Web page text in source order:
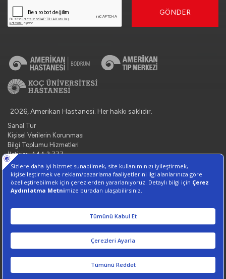
GÖNDER
2026, Amerikan Hastanesi. Her hakkı saklıdır.
Sanal Tur
Kişisel Verilerin Korunması
Bilgi Toplumu Hizmetleri
İletişim: 444 3 777
Çerez Tercihlerini Yönetin